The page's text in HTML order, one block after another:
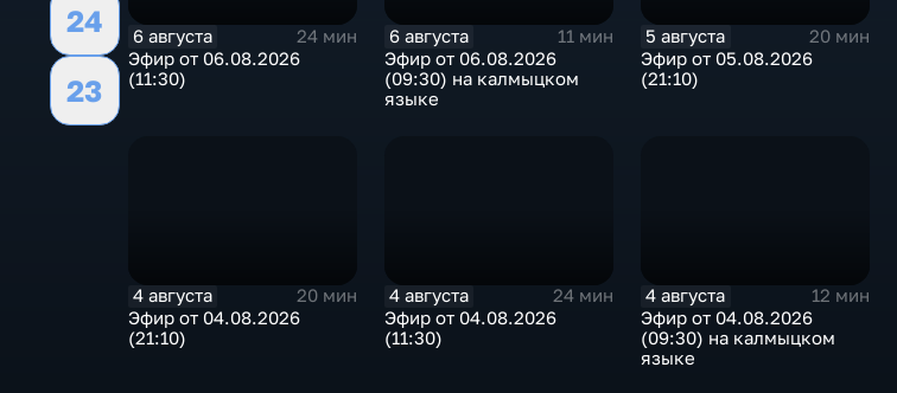
24
23
6 августа
24 мин
Эфир от 06.08.2026
(11:30)
6 августа
11 мин
Эфир от 06.08.2026
(09:30) на калмыцком
языке
5 августа
20 мин
Эфир от 05.08.2026
(21:10)
4 августа
20 мин
Эфир от 04.08.2026
(21:10)
4 августа
24 мин
Эфир от 04.08.2026
(11:30)
4 августа
12 мин
Эфир от 04.08.2026
(09:30) на калмыцком
языке